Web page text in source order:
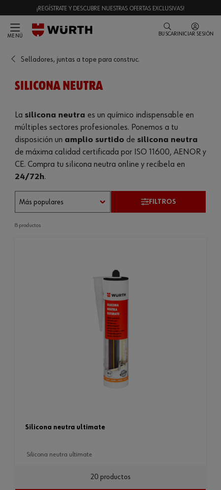
¡REGÍSTRATE Y DESCUBRE NUESTRAS OFERTAS EXCLUSIVAS!
MENÚ BUSCAR INICIAR SESIÓN
Selladores, juntas a tope para construc.
SILICONA NEUTRA
La silicona neutra es un químico indispensable en
múltiples sectores profesionales. Ponemos a tu
disposición un amplio surtido de silicona neutra
de máxima calidad certificada por ISO 11600, AENOR y
CE. Compra tu silicona neutra online y recíbela en
24/72h.
FILTROS
8 productos
silicona neutra ultimate
silicona neutra ultimate
20 productos